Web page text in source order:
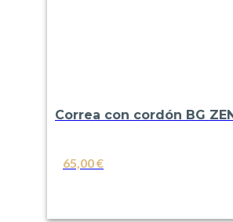
Correa con cordón BG
65,00€